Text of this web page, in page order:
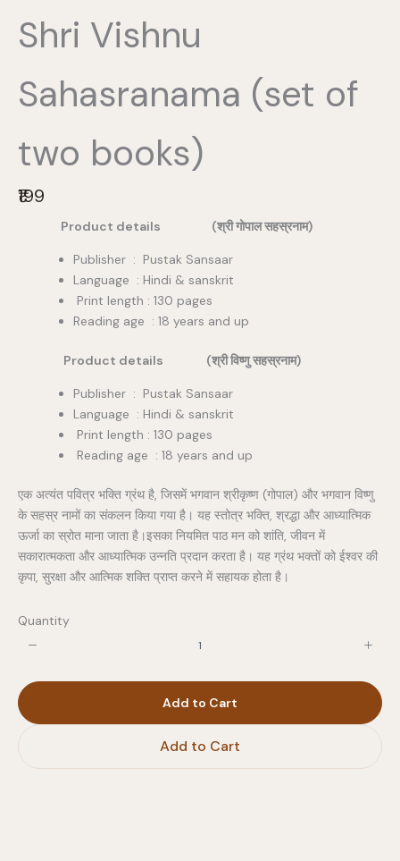
Shri Vishnu
Sahasranama (set of
two books)
N
₹199
Product details (श्री गोपाल सहस्रनाम)
Publisher ‏ : ‎ Pustak Sansaar
Language : Hindi & sanskrit
Print length : 130 pages
Reading age : 18 years and up
Product details (श्री विष्णु सहस्रनाम)
Publisher ‏ : ‎ Pustak Sansaar
Language : Hindi & sanskrit
Print length : 130 pages
Reading age : 18 years and up
एक अत्यंत पवित्र भक्ति ग्रंथ है, जिसमें भगवान श्रीकृष्ण (गोपाल) और भगवान विष्णु
के सहस्र नामों का संकलन किया गया है। यह स्तोत्र भक्ति, श्रद्धा और आध्यात्मिक
ऊर्जा का स्रोत माना जाता है।इसका नियमित पाठ मन को शांति, जीवन में
सकारात्मकता और आध्यात्मिक उन्नति प्रदान करता है। यह ग्रंथ भक्तों को ईश्वर की
कृपा, सुरक्षा और आत्मिक शक्ति प्राप्त करने में सहायक होता है।
Quantity
Add to Cart
Add to Cart
Write a review